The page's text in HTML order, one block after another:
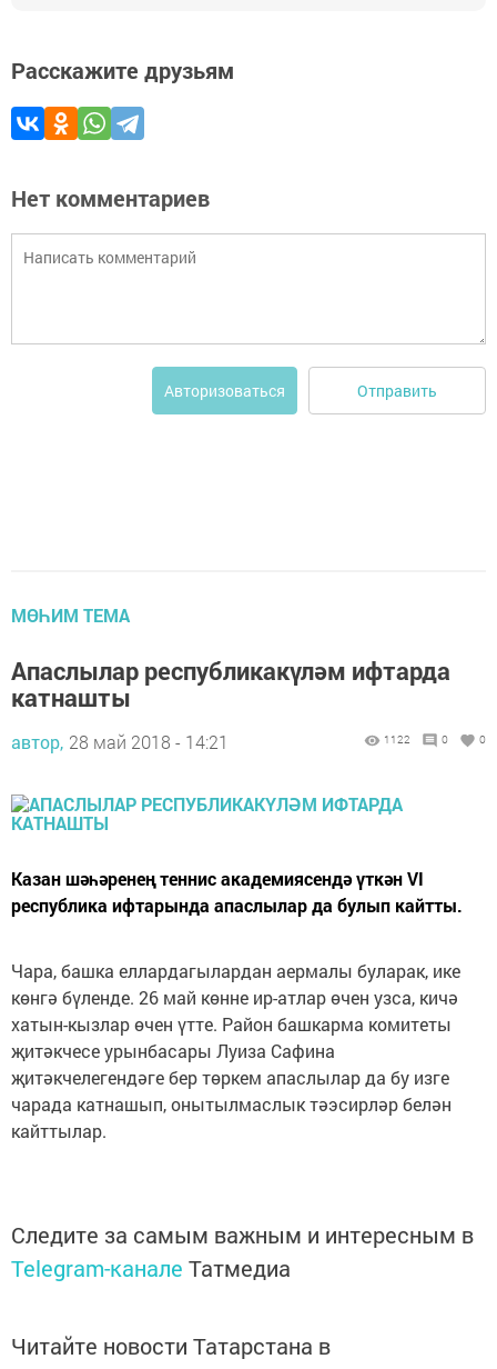
Расскажите друзьям
Нет комментариев
Авторизоваться Отправить
МӨҺИМ ТЕМА
Апаслылар республикакүләм ифтарда
катнашты
автор, 28 май 2018 - 14:21 1122 0 0
Казан шәһәренең теннис академиясендә үткән VI
республика ифтарында апаслылар да булып кайтты.
Чара, башка еллардагылардан аермалы буларак, ике
көнгә бүленде. 26 май көнне ир-атлар өчен узса, кичә
хатын-кызлар өчен үтте. Район башкарма комитеты
җитәкчесе урынбасары Луиза Сафина
җитәкчелегендәге бер төркем апаслылар да бу изге
чарада катнашып, онытылмаслык тәэсирләр белән
кайттылар.
Следите за самым важным и интересным в
Telegram-канале Татмедиа
Читайте новости Татарстана в